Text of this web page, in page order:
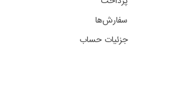
سفارش‌ها
جزئیات حساب